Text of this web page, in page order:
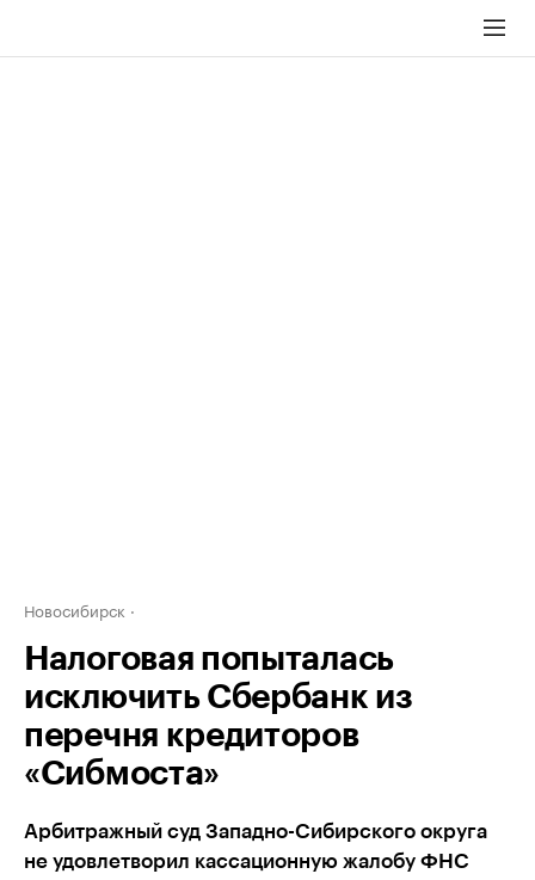
Новосибирск
Налоговая попыталась
исключить Сбербанк из
перечня кредиторов
«Сибмоста»
Арбитражный суд Западно-Сибирского округа
не удовлетворил кассационную жалобу ФНС